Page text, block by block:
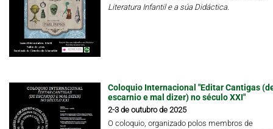
Literatura Infantil e a súa Didáctica.
Coloquio Internacional "Editar Cantigas
escarnio e mal dizer) no século XXI"
2-3 de outubro de 2025
O coloquio, organizado polos membros de